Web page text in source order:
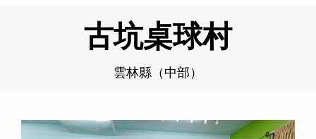
古坑桌球村
雲林縣（中部）